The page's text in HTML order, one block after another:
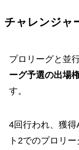
チャレンジャ
プロリーグと並
ーグ予選の出場
す。
4回行われ、獲
ト2でのプロリ